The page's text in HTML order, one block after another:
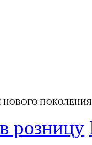
розницу